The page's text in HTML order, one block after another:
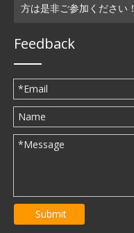
方は是非ご参加ください！
Feedback
Submit